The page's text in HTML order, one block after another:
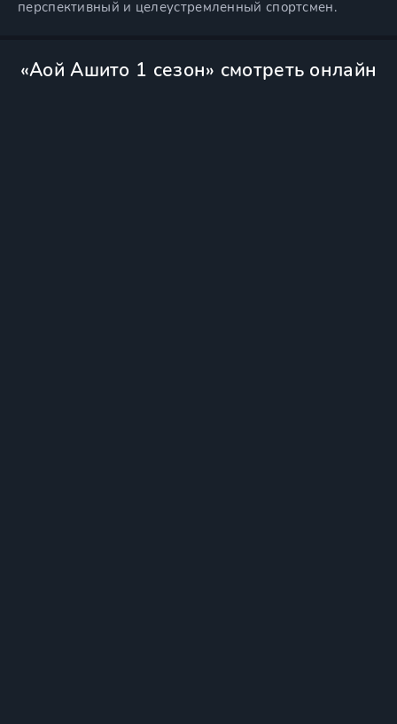
перспективный и целеустремленный спортсмен.
«Аой Ашито 1 сезон» смотреть онлайн